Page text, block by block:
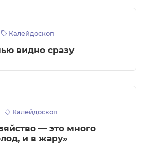
Калейдоскоп
видно сразу
Калейдоскоп
— это много
и в жару»